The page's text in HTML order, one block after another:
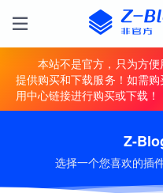
本站不是官方，只为方
提供购买和下载服务！如需
用中心链接进行购买或下载！
Z-
选择一个您喜欢的插